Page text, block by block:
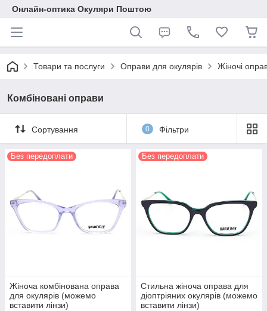
Онлайн-оптика Окуляри Поштою
Товари та послуги Оправи для окулярів Жіночі
Комбіновані оправи
Сортування 0 Фільтри
Без передоплати
Жіноча комбінована оправа
для окулярів (можемо
вставити лінзи)
Без передоплати
Стильна жіноча оправа для
діоптріяних окулярів (можемо
вставити лінзи)